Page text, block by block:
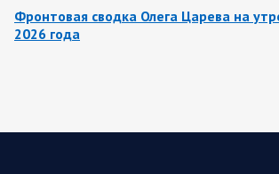
Фронтовая сводка Олега Царева на
2026 года